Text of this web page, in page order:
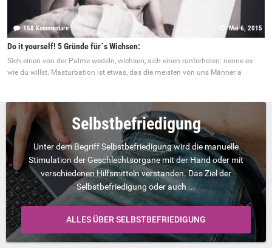
158 Kommentare Mai 6, 2015
Do it yourself! 5 Gründe für´s Wichsen:
Sich einen von der Palme wedeln, wichsen, sich einen runterholen: nenne es
wie du willst. Masturbation ist etwas, das die meisten von uns Männer a
Selbstbefriedigung
Unter dem Begriff Selbstbefriedigung wird die manuelle
Stimulation der Geschlechtsorgane mit der Hand oder mit
verschiedenen Hilfsmitteln verstanden. Das Ziel der
Selbstbefriedigung oder auch ...
ALLES ÜBER SELBSTBEFRIEDIGUNG